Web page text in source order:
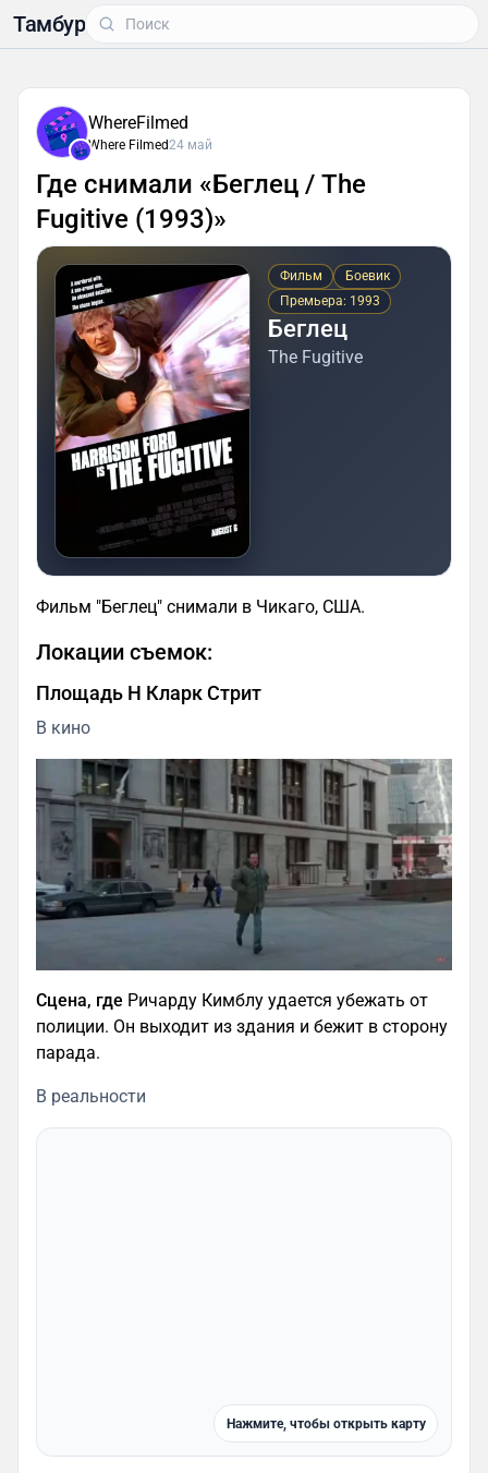
Тамбур
WhereFilmed
Where Filmed24 май
Где снимали «Беглец / The
Fugitive (1993)»
Фильм
Боевик
Премьера: 1993
Беглец
The Fugitive
Фильм "Беглец" снимали в Чикаго, США.
Локации съемок:
Площадь Н Кларк Стрит
В кино
Сцена, где Ричарду Кимблу удается убежать от
полиции. Он выходит из здания и бежит в сторону
парада.
В реальности
Нажмите, чтобы открыть карту